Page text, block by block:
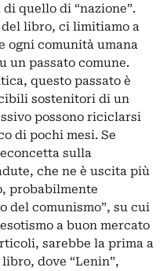
quello di “nazione”.
libro, ci limitiamo a
ogni comunità umana
un passato comune.
questo passato è
sostenitori di un
possono riciclarsi
di pochi mesi. Se
sulla
che ne è uscita più
probabilmente
del comunismo”, su cui
a buon mercato
sarebbe la prima a
dove “Lenin”,